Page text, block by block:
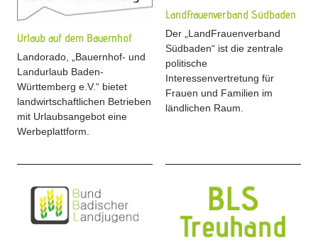
Urlaub auf dem Bauernhof
Landorado, „Bauernhof- und
Landurlaub Baden-
Württemberg e.V.“ bietet
landwirtschaftlichen Betrieben
mit Urlaubsangebot eine
Werbeplattform.
LandFrauenverband Südbaden
Der „LandFrauenverband
Südbaden“ ist die zentrale
politische
Interessenvertretung für
Frauen und Familien im
ländlichen Raum.